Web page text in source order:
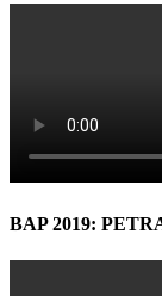
BAP 2019: